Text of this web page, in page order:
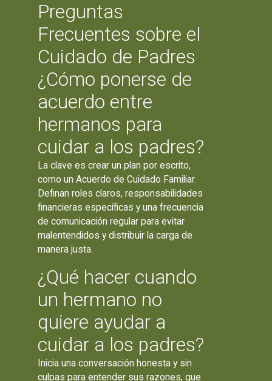
Preguntas
Frecuentes sobre el
Cuidado de Padres
¿Cómo ponerse de
acuerdo entre
hermanos para
cuidar a los padres?
La clave es crear un plan por escrito,
como un Acuerdo de Cuidado Familiar.
Definan roles claros, responsabilidades
financieras específicas y una frecuencia
de comunicación regular para evitar
malentendidos y distribuir la carga de
manera justa.
¿Qué hacer cuando
un hermano no
quiere ayudar a
cuidar a los padres?
Inicia una conversación honesta y sin
culpas para entender sus razones, que